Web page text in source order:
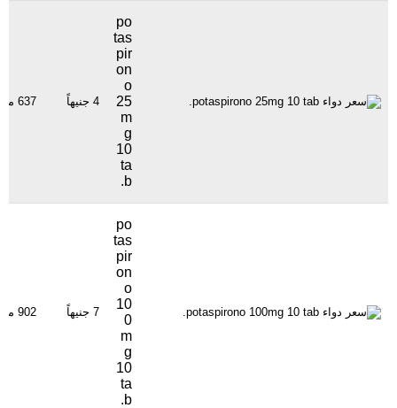
po
tas
pir
on
o
25
m
g
10
ta
b.
4 جنيهاً 637 مشاهدة
po
tas
pir
on
o
10
0
m
g
10
ta
b.
7 جنيهاً 902 مشاهدة